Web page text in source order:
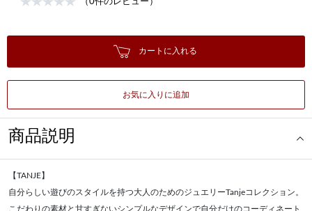
カートに入れる
お気に入りに追加
商品説明
【TANJE】
自分らしい遊びのスタイルを持つ大人のためのジュエリーTanjeコレクション。
こだわりの素材と甘すぎないシンプルなデザインで自分だけのコーディネート